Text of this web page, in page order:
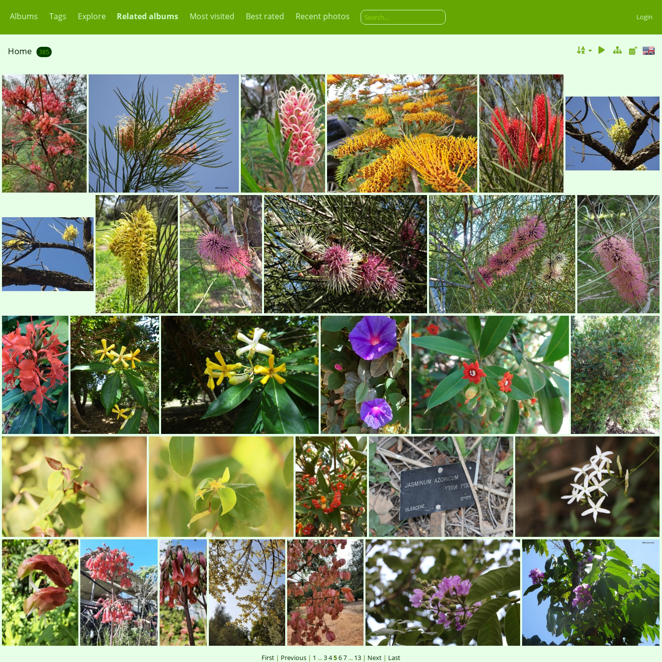
Albums Tags Explore Related albums Most visited Best rated Recent photos Login
Home 385
Grevillea Johnsonii גרווילאה ג'ונסון Grevillea banksii גרוויליאה בנקס Grevillea misty-pink גרווילאה מיסטי פינק Grevillea robusta גרווילאה חסונה Hakea bucculenta הקיאה אדומת שיבולים Hakea chordophylla הקיאה צהובת שיבולים A
Hakea chordophylla הקיאה צהובת שיבולים B Hakea chordophylla הקיאה צהובת שיבולים Hakea scoparia הקיאה מכבדית Hakea scoparia הקיאה מכבדית Hakea scoparia הקיאה מכבדית Hakea scoparia הקאה מכבדית
Hedichium coccineum ג'ינג'ר Hymenosporum flavum הינומית צהובה Hymenosporum flavum הינומית צהובה1 Ipomea tricolor לפופית נאה Jacquinia aurantiaca ג'קיניה זהובה
Jacquinia aurantiaca Jacquinia aurantiaca1 Jacquinia aurantica ג'קיניה זהובה Jasminum azoricum יסמין אזורי שלט מקורי Jasminum azoricum יסמין אזורי
First | Previous | 1 ...34567 ... 13 | Next | Last